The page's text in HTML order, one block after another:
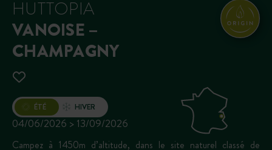
HUTTOPIA
VANOISE –
CHAMPAGNY
Ouverture
04/06/2026 > 13/09/2026
HIVER
ÉTÉ
Campez à 1450m d’altitude, dans le site naturel classé de